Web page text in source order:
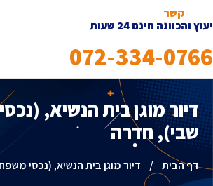
קשר
יעוץ והכוונה חינם 24 שעות
072-334-0766
דיור מוגן בית הנשיא,
שבי), חדרה
דף הבית / דיור מוגן בית הנשיא, (נכסי